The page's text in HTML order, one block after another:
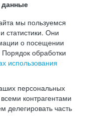
мы пользуемся
статистики. Они
о посещении
обработки
использования
персональных
контрагентами
часть